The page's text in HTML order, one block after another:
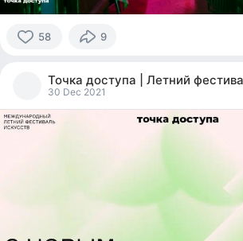
58 9
Точка доступа | Летний
30 Dec 2021